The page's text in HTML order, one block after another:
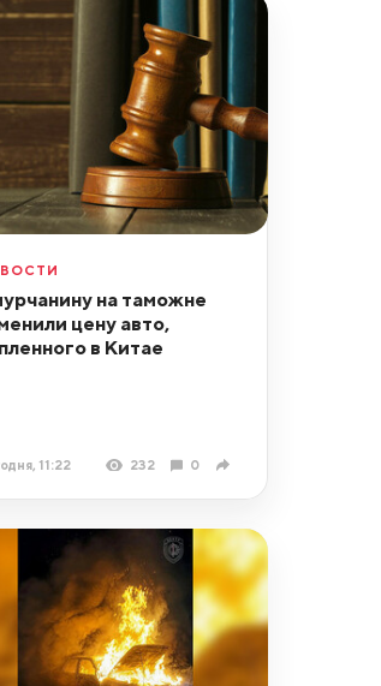
на таможне
цену авто,
в Китае
11:22 232 0